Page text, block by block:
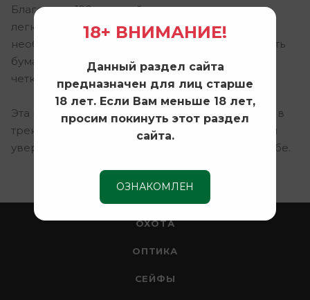
Благодаря100-дольной разметке, вы сможете
легко оценить распределение дроби и внести
необходимые коррективы в стрельбу. Плотность
бумаги 80 г/м² гарантирует долговечность и
четкость отпечатков.
Эта мишень станет незаменимым помощником в
тренировках, помогая повысить ваши навыки и
уверенность на охоте или в спортивной стрельбе.
ОХОТА
ОПТИКА
СЕЙФЫ
18+ ВНИМАНИЕ!
Данный раздел сайта
предназначен для лиц старше
18 лет. Если Вам меньше 18 лет,
просим покинуть этот раздел
сайта.
ОЗНАКОМЛЕН